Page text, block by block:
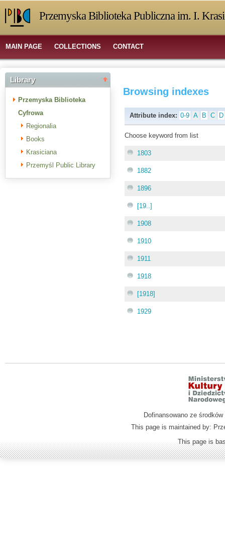
Przemyska Biblioteka Publiczna im. I.
MAIN PAGE COLLECTIONS CONTACT
Library
Przemyska Biblioteka
Cyfrowa
Regionalia
Books
Krasiciana
Przemyśl Public Library
Browsing indexes
Attribute index: 0-9 A B C D
Choose keyword from list
1803
1882
1896
[19..]
1908
1910
1911
1918
[1918]
1929
Dofinansowano ze
This page is maintained by:
This page is